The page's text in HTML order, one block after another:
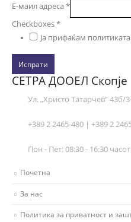
Е-маил адреса*
Checkboxes*
Ја прифаќам
Испрати
СЕТРА ДООЕЛ Скопје
Ул. „Христо Татарчев“ 43б/
+389 2 2465-480 | +389 2
Пон - Пет: 08:30 - 16:30 часот
Почетна
За нас
Политика за приватност и